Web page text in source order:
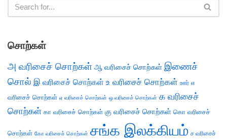
சொற்கள்
அ வரிசைச் சொற்கள் ஆ வரிசைச் சொற்கள் இணைச்
சொல் இ வரிசைச் சொற்கள் உ வரிசைச் சொற்கள் ஊர் எ
வரிசைச் சொற்கள் ஏ வரிசைச் சொற்கள் ஒ வரிசைச் சொற்கள் க வரிசைச்
சொற்கள் கா வரிசைச் சொற்கள் கு வரிசைச் சொற்கள் கொ வரிசைச்
சொற்கள் கோ வரிசைச் சொற்கள் சங்க இலக்கியம் ச வரிசைச்